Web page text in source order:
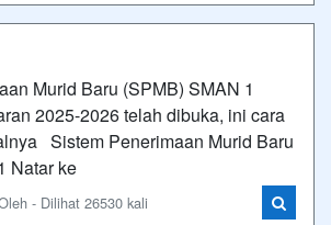
Murid Baru (SPMB) SMAN 1
2025-2026 telah dibuka, ini cara
Sistem Penerimaan Murid Baru
Natar ke
- Dilihat 26530 kali